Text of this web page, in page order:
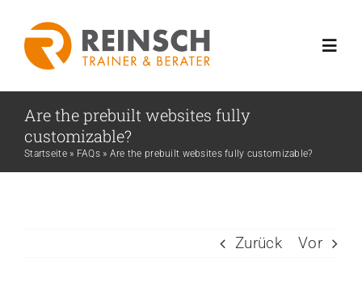
Inhalt
springen
Home
Are the prebuilt websites fully
customizable?
Startseite» FAQs» Are the prebuilt websites fully customizable?
Zurück Vor